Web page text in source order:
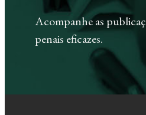
Acompanhe as
penais eficazes.